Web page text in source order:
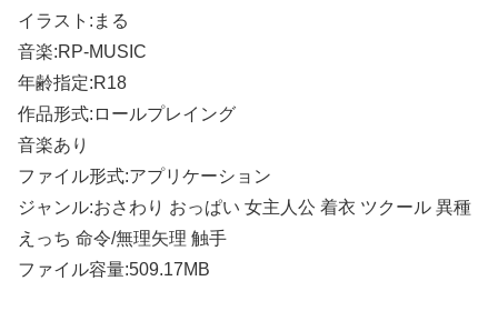
イラスト:まる
音楽:RP-MUSIC
年齢指定:R18
作品形式:ロールプレイング
音楽あり
ファイル形式:アプリケーション
ジャンル:おさわり おっぱい 女主人公 着衣 ツクール 異種
えっち 命令/無理矢理 触手
ファイル容量:509.17MB